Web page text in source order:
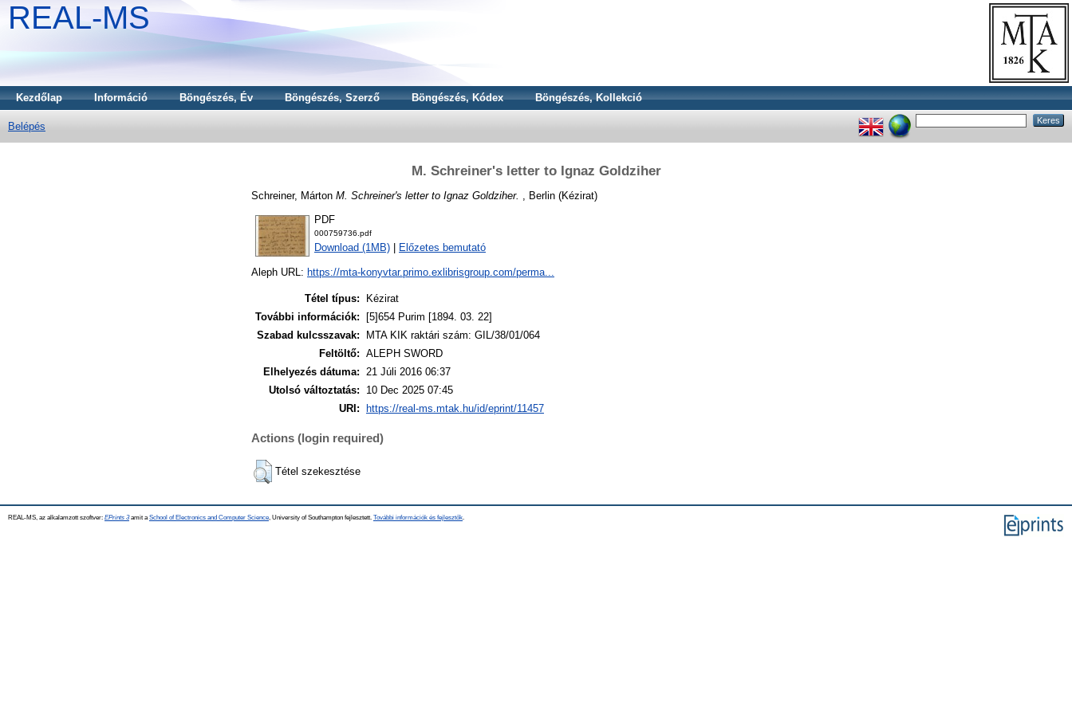
REAL-MS
Kezdőlap Információ Böngészés, Év Böngészés, Szerző Böngészés, Kódex Böngészés, Kollekció
Belépés
M. Schreiner's letter to Ignaz Goldziher
Schreiner, Márton M. Schreiner's letter to Ignaz Goldziher. , Berlin (Kézirat)
PDF
000759736.pdf
Download (1MB) Előzetes bemutató
Aleph URL: https://mta-konyvtar.primo.exlibrisgroup.com/perma...
Tétel típus:
Kézirat
További információk:
[5]654 Purim [1894. 03. 22]
Szabad kulcsszavak:
MTA KIK raktári szám: GIL/38/01/064
Feltöltő: ALEPH SWORD
Elhelyezés dátuma: 21 Júli 2016 06:37
Utolsó változtatás:
10 Dec 2025 07:45
URI:
https://real-ms.mtak.hu/id/eprint/11457
Actions (login required)
Tétel szekesztése
REAL-MS, az alkalamzott szoftver: EPrints 3amit a School of Electronics and Computer Science , University of Southampton fejlesztett. További információk és fejlesztők